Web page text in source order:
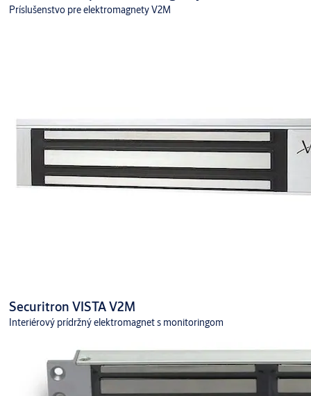
Príslušenstvo pre elektromagnety V2M
Securitron VISTA V2M
Interiérový prídržný elektromagnet s monitoringom